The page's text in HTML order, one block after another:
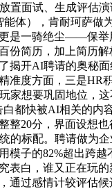
置面试、生成评估演
能体），肯耐珂萨做
是一骑绝尘——保举
份简历，加上简历
揭开AI聘请的奥秘
准度方面，三是HR
家想要巩固地位，
白都快被AI相关的内
整20分，界面设想
的标配。聘请做为
模子的82%超出跨越
表白，谁又正在玩
通过感情计较评估